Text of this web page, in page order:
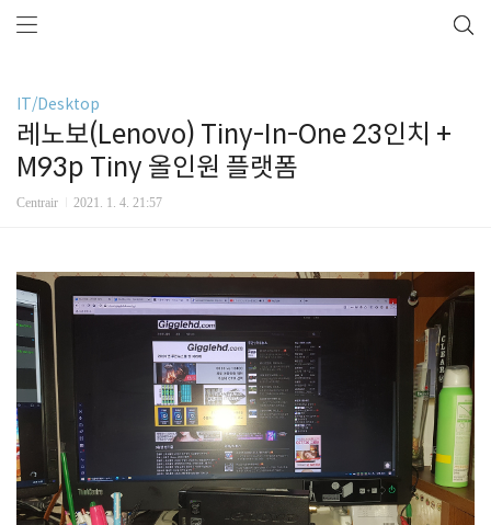
IT/Desktop
레노보(Lenovo) Tiny-In-One 23인치 +
M93p Tiny 올인원 플랫폼
Centrair 2021. 1. 4. 21:57